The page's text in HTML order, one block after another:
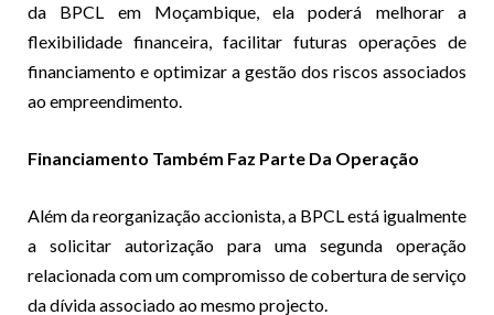
da BPCL em Moçambique, ela poderá melhorar a
flexibilidade financeira, facilitar futuras operações de
financiamento e optimizar a gestão dos riscos associados
ao empreendimento.
Financiamento Também Faz Parte Da Operação
Além da reorganização accionista, a BPCL está igualmente
a solicitar autorização para uma segunda operação
relacionada com um compromisso de cobertura de serviço
da dívida associado ao mesmo projecto.